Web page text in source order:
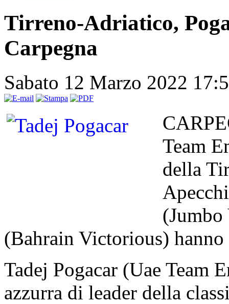
Tirreno-Adriatico,
Carpegna
Sabato 12 Marzo 2022
Team
della
(Bahrain Victorious) hanno
Tadej Pogacar (Uae Team
azzurra di leader della